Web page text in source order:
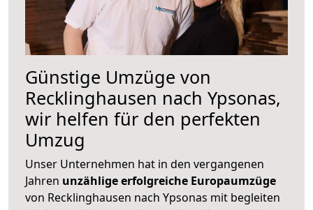
Günstige Umzüge von
Recklinghausen nach Ypsonas,
wir helfen für den perfekten
Umzug
Unser Unternehmen hat in den vergangenen
Jahren unzählige erfolgreiche Europaumzüge
von Recklinghausen nach Ypsonas mit begleiten